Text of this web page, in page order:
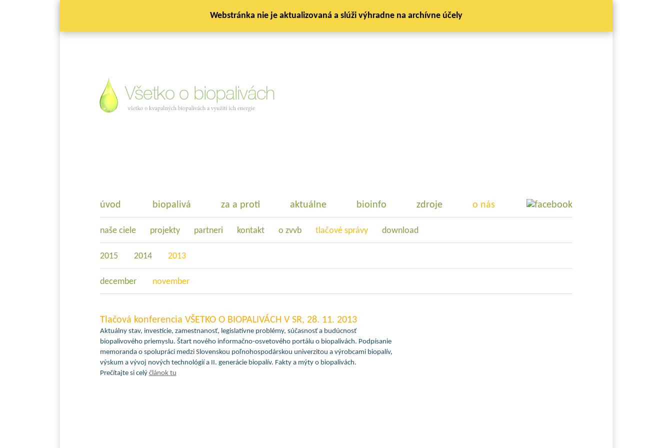
Webstránka nie je aktualizovaná a slúži výhradne na archívne účely
úvod biopalivá za a proti aktuálne bioinfo zdroje o nás
naše ciele projekty partneri kontakt o zvvb tlačové správy download
2015 2014 2013
december november
Tlačová konferencia VŠETKO O BIOPALIVÁCH V SR, 28. 11. 2013
Aktuálny stav, investície, zamestnanosť, legislatívne problémy, súčasnosť a budúcnosť
biopalivového priemyslu. Štart nového informačno-osvetového portálu o biopalivách. Podpísanie
memoranda o spolupráci medzi Slovenskou poľnohospodárskou univerzitou a výrobcami biopalív,
výskum a vývoj nových technológií a II. generácie biopalív. Fakty a mýty o biopalivách.
Prečítajte si celý článok tu